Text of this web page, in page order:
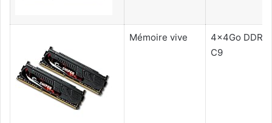
Mémoire vive
4x4Go DDR3
C9